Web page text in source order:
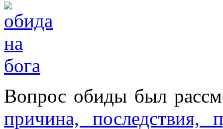
Вопрос обиды был
причина, последствия,